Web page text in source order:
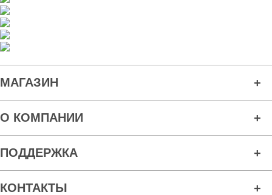
МАГАЗИН
О КОМПАНИИ
ПОДДЕРЖКА
КОНТАКТЫ